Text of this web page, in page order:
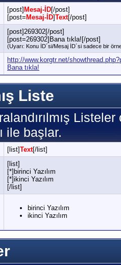
[post] Mesaj-İD[/post]
[post= Mesaj-İD]Text[/post]
[post]269302[/post]
[post=269302]Bana tıkla![/post]
(Uyarı: Konu İD´si/Mesaj İD´si sadece bir
http://www.korgtr.net/
Bana tıkla!
Liste
ile başlar.
[list]Text[/list]
[list]
[*]birinci Yazılım
[*]ikinci Yazılım
[/list]
birinci Yazılım
ikinci Yazılım